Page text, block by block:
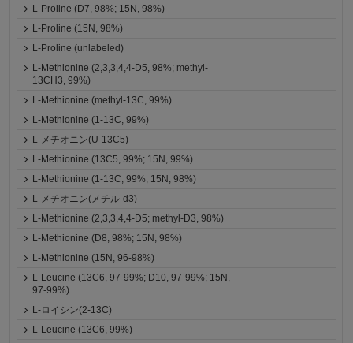
L-Proline (D7, 98%; 15N, 98%)
L-Proline (15N, 98%)
L-Proline (unlabeled)
L-Methionine (2,3,3,4,4-D5, 98%; methyl-
13CH3, 99%)
L-Methionine (methyl-13C, 99%)
L-Methionine (1-13C, 99%)
L-メチオニン(U-13C5)
L-Methionine (13C5, 99%; 15N, 99%)
L-Methionine (1-13C, 99%; 15N, 98%)
L-メチオニン(メチル-d3)
L-Methionine (2,3,3,4,4-D5; methyl-D3, 98%)
L-Methionine (D8, 98%; 15N, 98%)
L-Methionine (15N, 96-98%)
L-Leucine (13C6, 97-99%; D10, 97-99%; 15N,
97-99%)
L-ロイシン(2-13C)
L-Leucine (13C6, 99%)